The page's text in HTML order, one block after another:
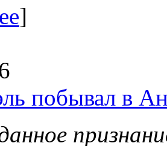
]
побывал в